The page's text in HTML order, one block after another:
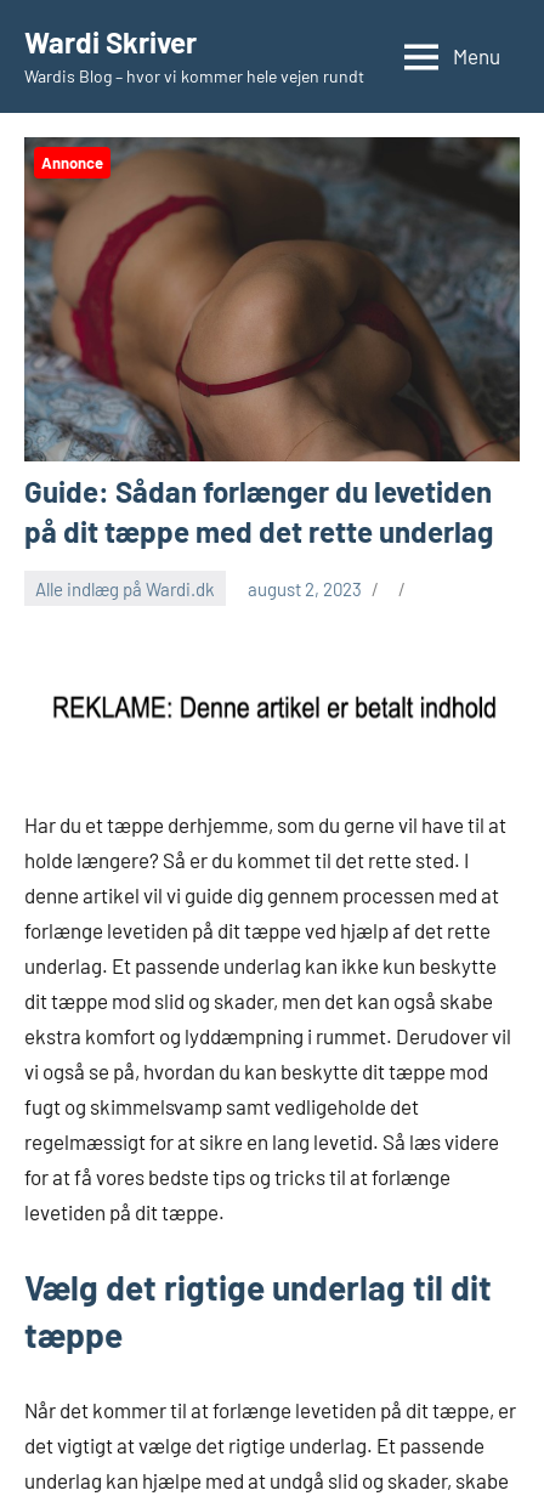
indhold
Wardi Skriver
Wardis Blog – hvor vi kommer hele vejen rundt
Menu
Annonce
Guide: Sådan forlænger du levetiden
på dit tæppe med det rette underlag
Alle indlæg på Wardi.dk august 2, 2023
Har du et tæppe derhjemme, som du gerne vil have til at
holde længere? Så er du kommet til det rette sted. I
denne artikel vil vi guide dig gennem processen med at
forlænge levetiden på dit tæppe ved hjælp af det rette
underlag. Et passende underlag kan ikke kun beskytte
dit tæppe mod slid og skader, men det kan også skabe
ekstra komfort og lyddæmpning i rummet. Derudover vil
vi også se på, hvordan du kan beskytte dit tæppe mod
fugt og skimmelsvamp samt vedligeholde det
regelmæssigt for at sikre en lang levetid. Så læs videre
for at få vores bedste tips og tricks til at forlænge
levetiden på dit tæppe.
Vælg det rigtige underlag til dit
tæppe
Når det kommer til at forlænge levetiden på dit tæppe, er
det vigtigt at vælge det rigtige underlag. Et passende
underlag kan hjælpe med at undgå slid og skader, skabe